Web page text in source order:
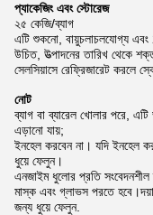
প্যাকেজিং এবং স্টোরেজ
২৫ কেজি/ব্যাগ
এটি শুকনো, বায়ুচলাচলযোগ্য
উচিত, উত্পাদনের তারিখ থেকে
সেলসিয়াসে রেফ্রিজারেট করলে
নোট
ব্যাগ বা ব্যারেল খোলার পরে, এটি
এড়ানো যায়;
ইনহেল করবেন না। যদি ইনহেল
ধুয়ে ফেলুন।
এনজাইম ধুলোর প্রতি
মাস্ক এবং গ্লাভস পরতে
জন্য ধুয়ে ফেলুন.